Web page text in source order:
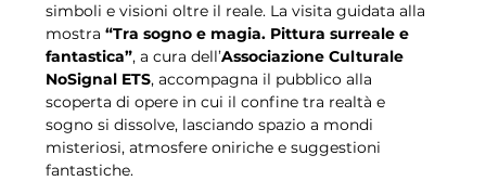
simboli e visioni oltre il reale. La visita guidata alla
mostra “Tra sogno e magia. Pittura surreale e
fantastica”, a cura dell’Associazione Culturale
NoSignal ETS, accompagna il pubblico alla
scoperta di opere in cui il confine tra realtà e
sogno si dissolve, lasciando spazio a mondi
misteriosi, atmosfere oniriche e suggestioni
fantastiche.